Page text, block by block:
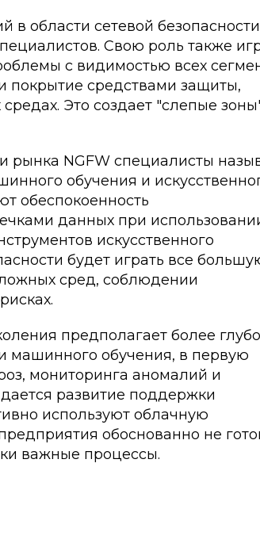
области сетевой безопасности
Свою роль также
с видимостью всех
покрытие средствами защиты,
Это создает "слепые
рынка NGFW специалисты
обучения и
обеспокоенность
данных при
искусственного
будет играть все
сред, соблюдении
предполагает более
машинного обучения, в первую
мониторинга аномалий и
развитие поддержки
используют облачную
обоснованно не
важные процессы.